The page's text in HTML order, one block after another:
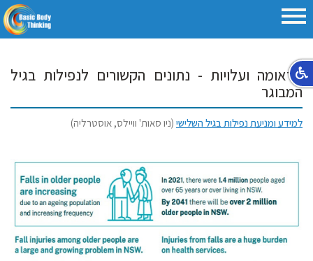
טראומה ועלויות - נתונים הקשורים לנפילות בגיל
המבוגר
למידע ומניעת נפילות בגיל השלישי (ניו סאות' וויילס, אוסטרליה)